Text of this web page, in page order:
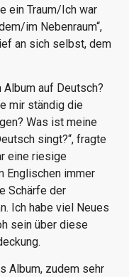
ein Traum/Ich war
im Nebenraum“,
an sich selbst, dem
Album auf Deutsch?
mir ständig die
Was ist meine
singt?“, fragte
eine riesige
Englischen immer
Schärfe der
Ich habe viel Neues
sein über diese
Album, zudem sehr